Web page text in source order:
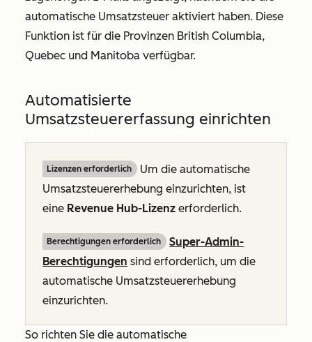
automatische Umsatzsteuer aktiviert haben. Diese
Funktion ist für die Provinzen British Columbia,
Quebec und Manitoba verfügbar.
Automatisierte
Umsatzsteuererfassung einrichten
Lizenzen erforderlich
Um die automatische
Umsatzsteuererhebung einzurichten, ist
eine Revenue Hub-Lizenz erforderlich.
Berechtigungen erforderlich
Super-Admin-
Berechtigungen sind erforderlich, um die
automatische Umsatzsteuererhebung
einzurichten.
So richten Sie die automatische